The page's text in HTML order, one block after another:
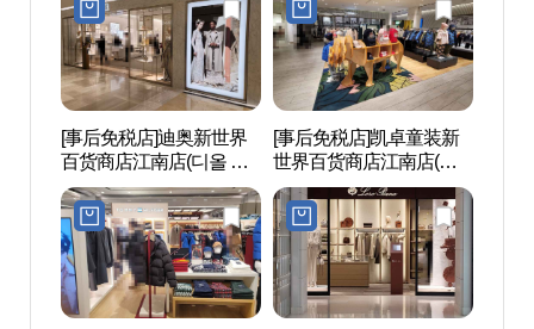
[事后免税店]迪奥新世界
百货商店江南店(디올 신
세계백화점 강남점)
[事后免税店]凯卓童装新
世界百货商店江南店(겐
조키즈 신세계백화점 강
남점)